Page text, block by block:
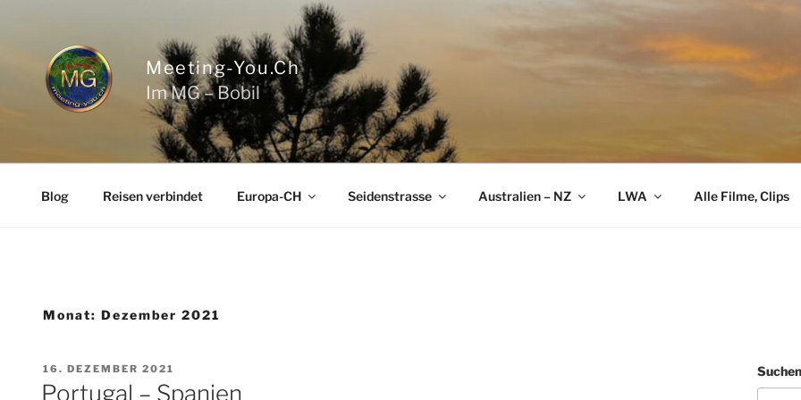
springen
Meeting-You.ch
Im MG – Bobil
Blog Reisen verbindet Europa-CH Seidenstrasse Australien – NZ LWA Alle Filme, Clips
Monat: Dezember 2021
VERÖFFENTLICHT
AM
16. DEZEMBER 2021
Portugal – Spanien
Suchen